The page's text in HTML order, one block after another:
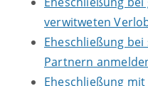
verwitweten
Eheschließung
Partnern
Eheschließung